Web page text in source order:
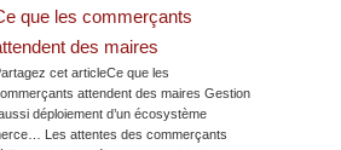
que les commerçants
des maires
cet articleCe que les
attendent des maires Gestion
déploiement d’un écosystème
Les attentes des commerçants